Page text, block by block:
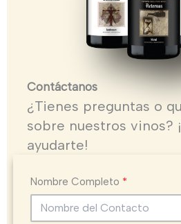
Contáctanos
¿Tienes preguntas o
sobre nuestros vinos?
ayudarte!
Nombre Completo